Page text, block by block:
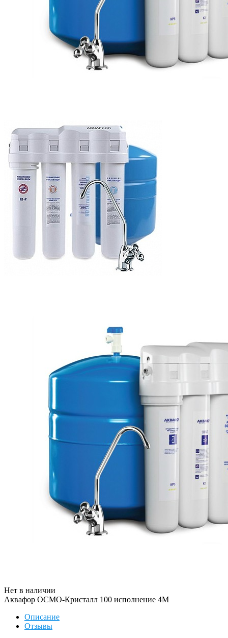
Нет в наличии
Аквафор ОСМО-Кристалл 100 исполнение 4М
Описание
Отзывы